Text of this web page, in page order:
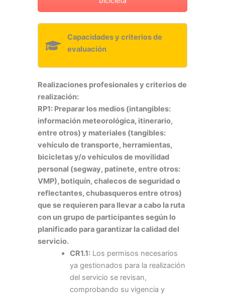
Capacidades y criterios de
evaluación
Realizaciones profesionales y criterios de
realización:
RP1: Preparar los medios (intangibles:
información meteorológica, itinerario,
entre otros) y materiales (tangibles:
vehículo de transporte, herramientas,
bicicletas y/o vehículos de movilidad
personal (segway, patinete, entre otros:
VMP), botiquín, chalecos de seguridad o
reflectantes, chubasqueros entre otros)
que se requieren para llevar a cabo la ruta
con un grupo de participantes según lo
planificado para garantizar la calidad del
servicio.
CR1.1:Los permisos necesarios
ya gestionados para la realización
del servicio se revisan,
comprobando su vigencia y